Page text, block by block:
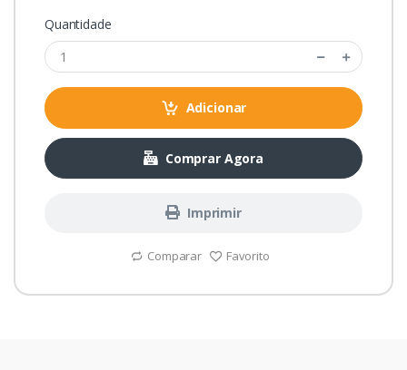
Quantidade
Adicionar
Comprar Agora
Imprimir
Comparar Favorito